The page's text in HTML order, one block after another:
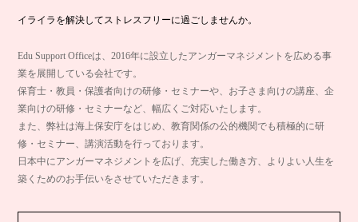
イライラを解決してストレスフリーに過ごしませんか。
Edu Support Officeは、2016年に設立したアンガーマネジメントを広める事
業を展開している会社です。
保育士・教員・保護者向けの研修・セミナーや、お子さま向けの講座、企
業向けの研修・セミナーなど、幅広くご対応いたします。
また、弊社は海上保安庁をはじめ、教育関係の公的機関でも積極的に研
修・セミナー、講演活動を行っております。
日本中にアンガーマネジメントを広げ、充実した働き方、よりよい人生を
築くためのお手伝いをさせていただきます。